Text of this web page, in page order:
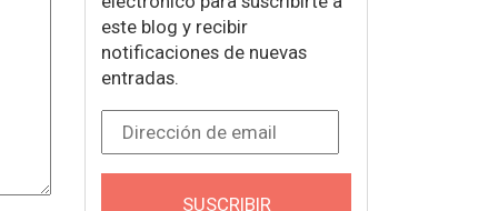
este blog y recibir
notificaciones de nuevas
entradas.
Dirección de email
SUSCRIBIR